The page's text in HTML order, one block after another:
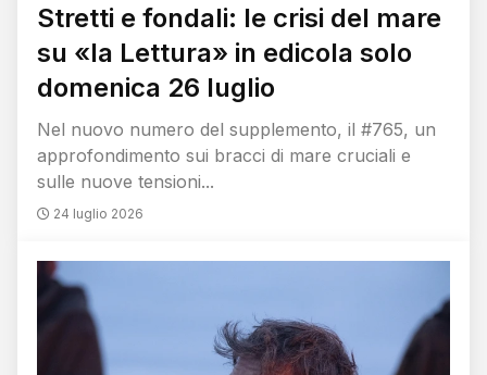
Stretti e fondali: le crisi del mare
su «la Lettura» in edicola solo
domenica 26 luglio
Nel nuovo numero del supplemento, il #765, un
approfondimento sui bracci di mare cruciali e
sulle nuove tensioni...
24 luglio 2026